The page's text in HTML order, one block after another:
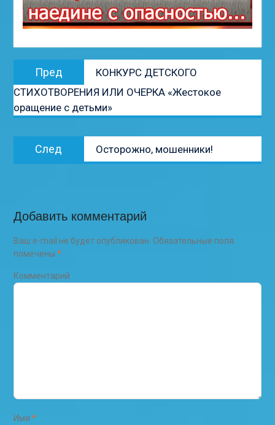
Навигация
записям
Пред
Предыдущая
запись:
КОНКУРС ДЕТСКОГО
СТИХОТВОРЕНИЯ ИЛИ ОЧЕРКА «Жестокое
оращение с детьми»
След
Следующая
запись:
Осторожно, мошенники!
Добавить комментарий
Ваш e-mail не будет опубликован. Обязательные поля
помечены *
Комментарий
Имя *